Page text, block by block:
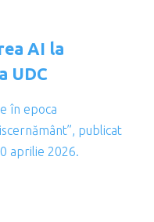
AI la
UDC
în epoca
publicat
aprilie 2026.